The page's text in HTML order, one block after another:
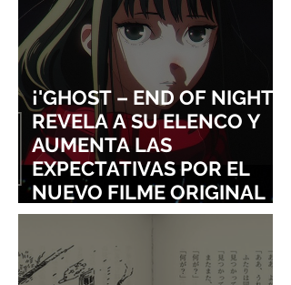
¡'GHOST – END OF NIGHT'
REVELA A SU ELENCO Y
AUMENTA LAS
EXPECTATIVAS POR EL
NUEVO FILME ORIGINAL
DE SHINGO NATSUME!